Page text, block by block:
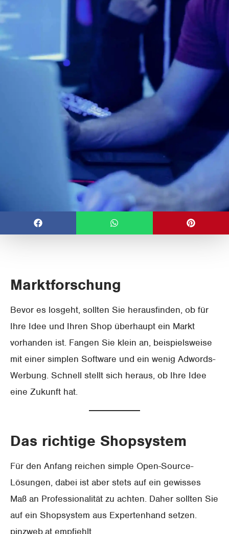
Marktforschung
Bevor es losgeht, sollten Sie herausfinden, ob für
Ihre Idee und Ihren Shop überhaupt ein Markt
vorhanden ist. Fangen Sie klein an, beispielsweise
mit einer simplen Software und ein wenig Adwords-
Werbung. Schnell stellt sich heraus, ob Ihre Idee
eine Zukunft hat.
Das richtige Shopsystem
Für den Anfang reichen simple Open-Source-
Lösungen, dabei ist aber stets auf ein gewisses
Maß an Professionalität zu achten. Daher sollten Sie
auf ein Shopsystem aus Expertenhand setzen.
pinzweb.at empfiehlt